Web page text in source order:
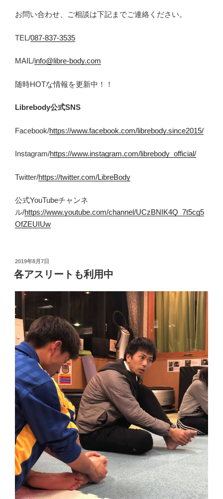
お問い合わせ、ご相談は下記までご連絡ください。
TEL/087-837-3535
MAIL/info@libre-body.com
随時HOTな情報を更新中！！
Librebody公式SNS
Facebook/https://www.facebook.com/librebody.since2015/
Instagram/https://www.instagram.com/librebody_official/
Twitter/https://twitter.com/LibreBody
公式YouTubeチャンネ
ル/https://www.youtube.com/channel/UCzBNIK4Q_7t5cg5
OfZEUIUw
投
稿
日:
2019年8月7日
各アスリートも利用中